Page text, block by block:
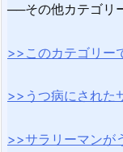
──その他カテゴリ
>>このカテゴリー
>>うつ病にされた
>>サラリーマンが